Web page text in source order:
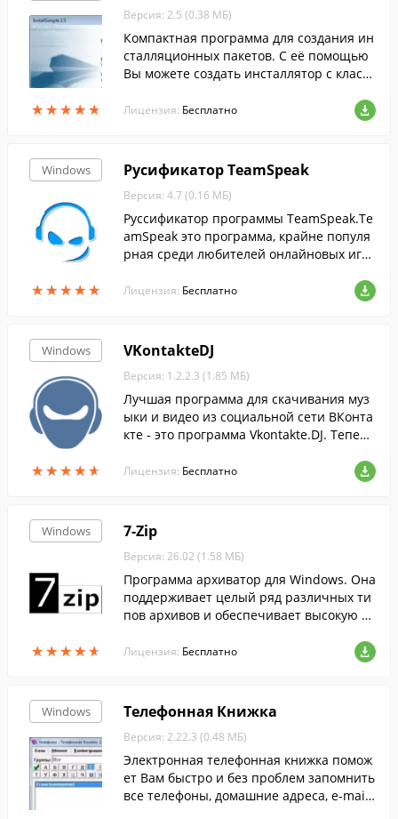
★★★★★
★★★★★
Версия: 2.5 (0.38 МБ)
Компактная программа для создания ин
сталляционных пакетов. С её помощью
Вы можете создать инсталлятор с класс
унды.
Лицензия: Бесплатно
Windows
★★★★★
★★★★★
Русификатор TeamSpeak
Версия: 4.7 (0.16 МБ)
Руссификатор программы TeamSpeak.Te
amSpeak это программа, крайне популя
рная среди любителей онлайновых игр
Лицензия: Бесплатно
Windows
★★★★★
★★★★★
VKontakteDJ
Версия: 1.2.2.3 (1.85 МБ)
Лучшая программа для скачивания муз
ыки и видео из социальной сети ВКонта
кте - это программа Vkontakte.DJ. Теперь
ало по настоящему удобно!
Лицензия: Бесплатно
Windows
★★★★★
★★★★★
7-Zip
Версия: 26.02 (1.58 МБ)
Программа архиватор для Windows. Она
поддерживает целый ряд различных ти
пов архивов и обеспечивает высокую ст
Лицензия: Бесплатно
Windows Телефонная Книжка
Версия: 2.22.3 (0.48 МБ)
Электронная телефонная книжка помож
ет Вам быстро и без проблем запомнить
все телефоны, домашние адреса, e-mail,